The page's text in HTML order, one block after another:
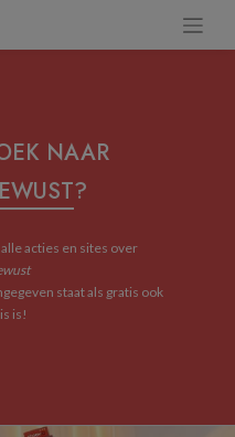
NAAR
?
acties en sites over
staat als gratis ook
is!